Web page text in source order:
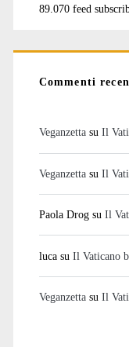
89.070 feed
Commenti
Veganzettasu Il
Veganzettasu Il
Paola Drogsu Il
lucasu Il Vaticano
Veganzettasu Il